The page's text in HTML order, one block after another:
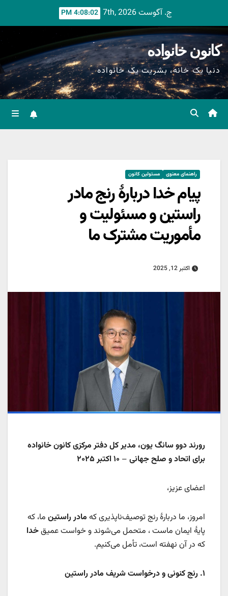
content
ج. آگوست 7th, 2026 4:08:04 PM
کانون خانواده
دنیا یک خانه، بشریت یک خانواده
راهنمای معنوی مسئولین کانون
پیام خدا دربارۀ رنج مادر
راستین و مسئولیت و
مأموریت مشترک ما
اکتبر 12, 2025
رورند دوو سانگ یون، مدیر کل دفتر مرکزی کانون خانواده
برای اتحاد و صلح جهانی – ۱۰ اکتبر ۲۰۲۵
اعضای عزیز،
امروز، ما دربارۀ رنج توصیف‌ناپذیری که مادر راستین ما، که
پایۀ ایمان ماست ، متحمل می‌شوند و خواست عمیقخدا
که در آن نهفته است، تأمل می‌کنیم.
۱. رنج کنونی و درخواست شریف مادر راستین